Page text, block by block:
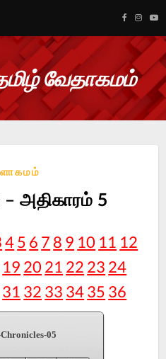
வேதாகமம்
அதிகாரம் 5
45 6 7 8 9 10 11 12
19 20 21 22 23 24
31 32 33 3435 36
05